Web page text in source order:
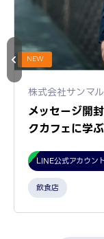
NEW
株式会社サンマ
メッセージ開
クカフェに学
LINE公式アカウン
飲食店